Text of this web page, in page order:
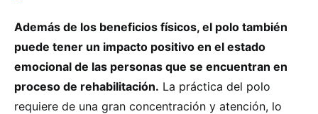
Además de los beneficios físicos, el polo también
puede tener un impacto positivo en el estado
emocional de las personas que se encuentran en
proceso de rehabilitación. La práctica del polo
requiere de una gran concentración y atención, lo